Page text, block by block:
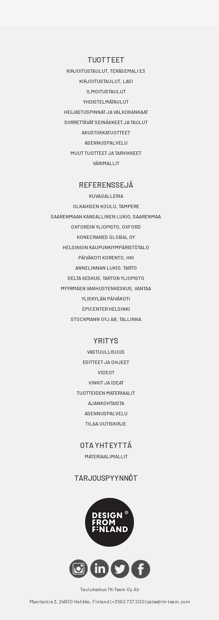
TUOTTEET
KIRJOITUSTAULUT, TERÄSEMALI E3
KIRJOITUSTAULUT, LASI
ILMOITUSTAULUT
YHDISTELMÄTAULUT
HEIJASTUSPINNAT JA VALKOKANKAAT
SIIRRETTÄVÄT SEINÄKKEET JA TAULUT
AKUSTIIKKATUOTTEET
ASENNUSPALVELU
MUUT TUOTTEET JA TARVIKKEET
VÄRIMALLIT
REFERENSSEJÄ
KUVAGALLERIA
OLKAHISEN KOULU, TAMPERE
SAARENMAAN KANSALLINEN LUKIO, SAARENMAA
OXFORDIN YLIOPISTO, OXFORD
KONECRANES GLOBAL OY
HELSINGIN KAUPUNKIYMPÄRISTÖTALO
PÄIVÄKOTI KORENTO, HKI
ANNELINNAN LUKIO, TARTO
DELTA KESKUS, TARTON YLIOPISTO
MYYRMÄEN VANHUSTENKESKUS, VANTAA
YLISKYLÄN PÄIVÄKOTI
EPICENTER HELSINKI
STOCKMANN OYJ AB, TALLINNA
YRITYS
VASTUULLISUUS
ESITTEET JA OHJEET
VIDEOT
VINKIT JA IDEAT
TUOTTEIDEN MATERIAALIT
AJANKOHTAISTA
ASENNUSPALVELU
TILAA UUTISKIRJE
OTA YHTEYTTÄ
MATERIAALIMALLIT
TARJOUSPYYNNÖT
Taulukeskus TK-Team Oy Ab
Maorlantie 3, 24800 Halikko, Finland | +358 2 737 200 | sales@tk-team.com